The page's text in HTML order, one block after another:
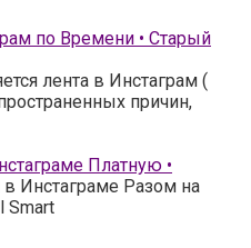
по Времени • Старый
лента в Инстаграм (
причин,
Платную •
Инстаграме Разом на
Smart